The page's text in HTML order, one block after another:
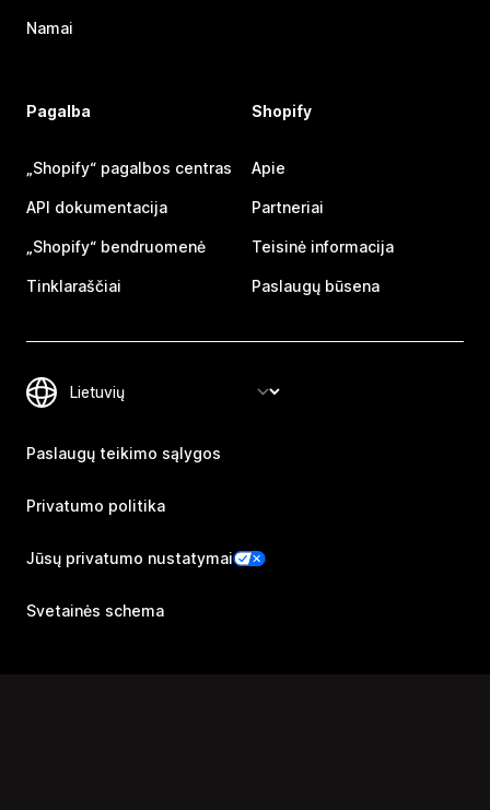
Namai
Pagalba
„Shopify“ pagalbos centras
API dokumentacija
„Shopify“ bendruomenė
Tinklaraščiai
Shopify
Apie
Partneriai
Teisinė informacija
Paslaugų būsena
Paslaugų teikimo sąlygos
Privatumo politika
Jūsų privatumo nustatymai
Svetainės schema